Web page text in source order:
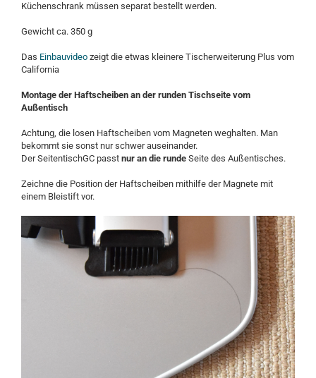
Küchenschrank müssen separat bestellt werden.
Gewicht ca. 350 g
Das Einbauvideo zeigt die etwas kleinere Tischerweiterung Plus vom
California
Montage der Haftscheiben an der runden Tischseite vom
Außentisch
Achtung, die losen Haftscheiben vom Magneten weghalten. Man
bekommt sie sonst nur schwer auseinander.
Der SeitentischGC passt nur an die runde Seite des Außentisches.
Zeichne die Position der Haftscheiben mithilfe der Magnete mit
einem Bleistift vor.